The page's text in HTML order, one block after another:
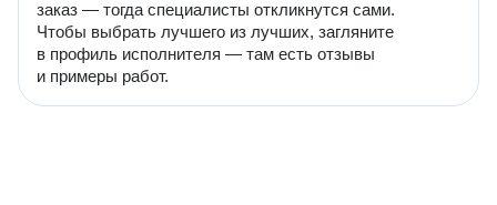
заказ — тогда специалисты откликнутся сами.
Чтобы выбрать лучшего из лучших, загляните
в профиль исполнителя — там есть отзывы
и примеры работ.